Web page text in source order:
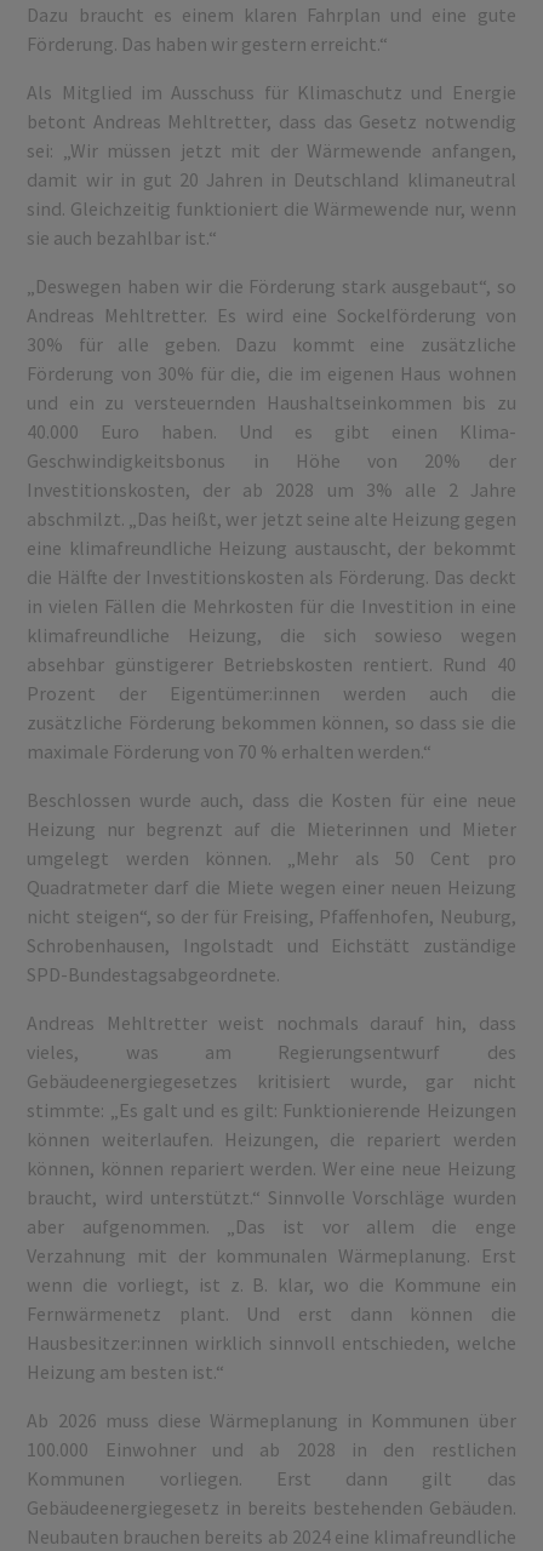
Dazu braucht es einem klaren Fahrplan und eine gute
Förderung. Das haben wir gestern erreicht.“
Als Mitglied im Ausschuss für Klimaschutz und Energie
betont Andreas Mehltretter, dass das Gesetz notwendig
sei: „Wir müssen jetzt mit der Wärmewende anfangen,
damit wir in gut 20 Jahren in Deutschland klimaneutral
sind. Gleichzeitig funktioniert die Wärmewende nur, wenn
sie auch bezahlbar ist.“
„Deswegen haben wir die Förderung stark ausgebaut“, so
Andreas Mehltretter. Es wird eine Sockelförderung von
30% für alle geben. Dazu kommt eine zusätzliche
Förderung von 30% für die, die im eigenen Haus wohnen
und ein zu versteuernden Haushaltseinkommen bis zu
40.000 Euro haben. Und es gibt einen Klima-
Geschwindigkeitsbonus in Höhe von 20% der
Investitionskosten, der ab 2028 um 3% alle 2 Jahre
abschmilzt. „Das heißt, wer jetzt seine alte Heizung gegen
eine klimafreundliche Heizung austauscht, der bekommt
die Hälfte der Investitionskosten als Förderung. Das deckt
in vielen Fällen die Mehrkosten für die Investition in eine
klimafreundliche Heizung, die sich sowieso wegen
absehbar günstigerer Betriebskosten rentiert. Rund 40
Prozent der Eigentümer:innen werden auch die
zusätzliche Förderung bekommen können, so dass sie die
maximale Förderung von 70 % erhalten werden.“
Beschlossen wurde auch, dass die Kosten für eine neue
Heizung nur begrenzt auf die Mieterinnen und Mieter
umgelegt werden können. „Mehr als 50 Cent pro
Quadratmeter darf die Miete wegen einer neuen Heizung
nicht steigen“, so der für Freising, Pfaffenhofen, Neuburg,
Schrobenhausen, Ingolstadt und Eichstätt zuständige
SPD-Bundestagsabgeordnete.
Andreas Mehltretter weist nochmals darauf hin, dass
vieles, was am Regierungsentwurf des
Gebäudeenergiegesetzes kritisiert wurde, gar nicht
stimmte: „Es galt und es gilt: Funktionierende Heizungen
können weiterlaufen. Heizungen, die repariert werden
können, können repariert werden. Wer eine neue Heizung
braucht, wird unterstützt.“ Sinnvolle Vorschläge wurden
aber aufgenommen. „Das ist vor allem die enge
Verzahnung mit der kommunalen Wärmeplanung. Erst
wenn die vorliegt, ist z. B. klar, wo die Kommune ein
Fernwärmenetz plant. Und erst dann können die
Hausbesitzer:innen wirklich sinnvoll entschieden, welche
Heizung am besten ist.“
Ab 2026 muss diese Wärmeplanung in Kommunen über
100.000 Einwohner und ab 2028 in den restlichen
Kommunen vorliegen. Erst dann gilt das
Gebäudeenergiegesetz in bereits bestehenden Gebäuden.
Neubauten brauchen bereits ab 2024 eine klimafreundliche